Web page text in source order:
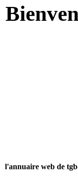
l'annuaire web de